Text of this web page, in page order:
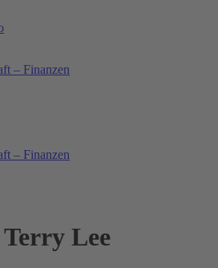
– Finanzen
– Finanzen
Terry Lee